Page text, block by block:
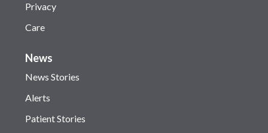
Privacy
Care
News
News Stories
Alerts
Patient Stories